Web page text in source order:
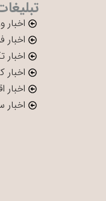
اخبار
اخبار
اخبار
اخبار